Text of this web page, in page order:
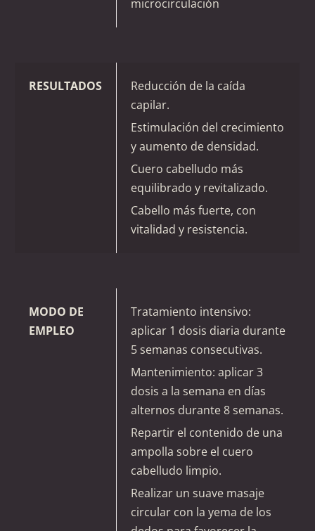
microcirculación
RESULTADOS
Reducción de la caída
capilar.
Estimulación del crecimiento
y aumento de densidad.
Cuero cabelludo más
equilibrado y revitalizado.
Cabello más fuerte, con
vitalidad y resistencia.
MODO DE
EMPLEO
Tratamiento intensivo:
aplicar 1 dosis diaria durante
5 semanas consecutivas.
Mantenimiento: aplicar 3
dosis a la semana en días
alternos durante 8 semanas.
Repartir el contenido de una
ampolla sobre el cuero
cabelludo limpio.
Realizar un suave masaje
circular con la yema de los